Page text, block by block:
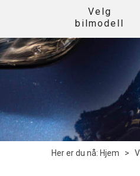
Velg
bilmodell
Her er du nå: Hjem >